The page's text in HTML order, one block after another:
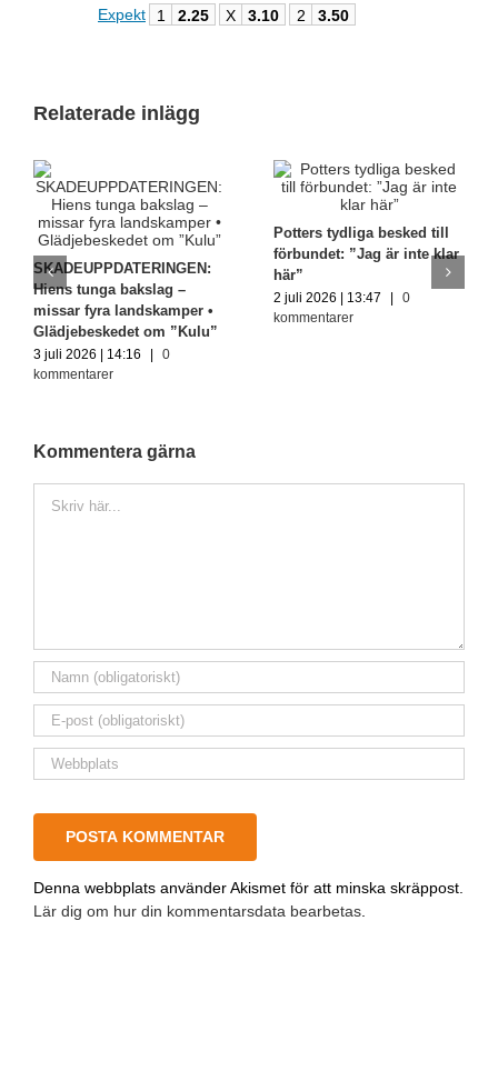
Expekt 1 2.25 X 3.10 2 3.50
Relaterade inlägg
SKADEUPPDATERINGEN:
Hiens tunga bakslag –
missar fyra landskamper •
Glädjebeskedet om ”Kulu”
3 juli 2026 | 14:16
0
kommentarer
Potters tydliga besked till
förbundet: ”Jag är inte klar
här”
2 juli 2026 | 13:47
0
kommentarer
Kommentera gärna
Denna webbplats använder Akismet för att minska skräppost.
Lär dig om hur din kommentarsdata bearbetas